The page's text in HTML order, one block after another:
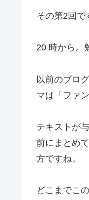
その第2回で
20 時から。
以前のブロ
マは「ファ
テキストが
前にまとめ
方ですね。
どこまでこ